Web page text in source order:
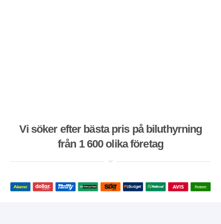
Vi söker efter bästa pris på biluthyrning
från 1 600 olika företag